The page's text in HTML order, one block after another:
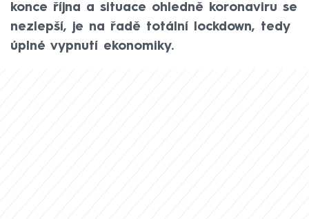
konce října a situace ohledně koronaviru se
nezlepší, je na řadě totální lockdown, tedy
úplné vypnutí ekonomiky.